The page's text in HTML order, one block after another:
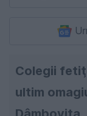
Colegii
ultim